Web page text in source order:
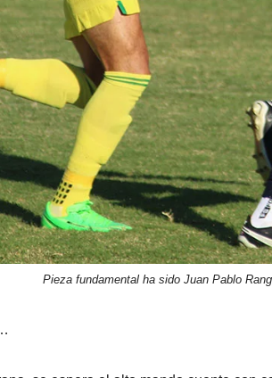
Pieza fundamental ha sido Juan Pablo